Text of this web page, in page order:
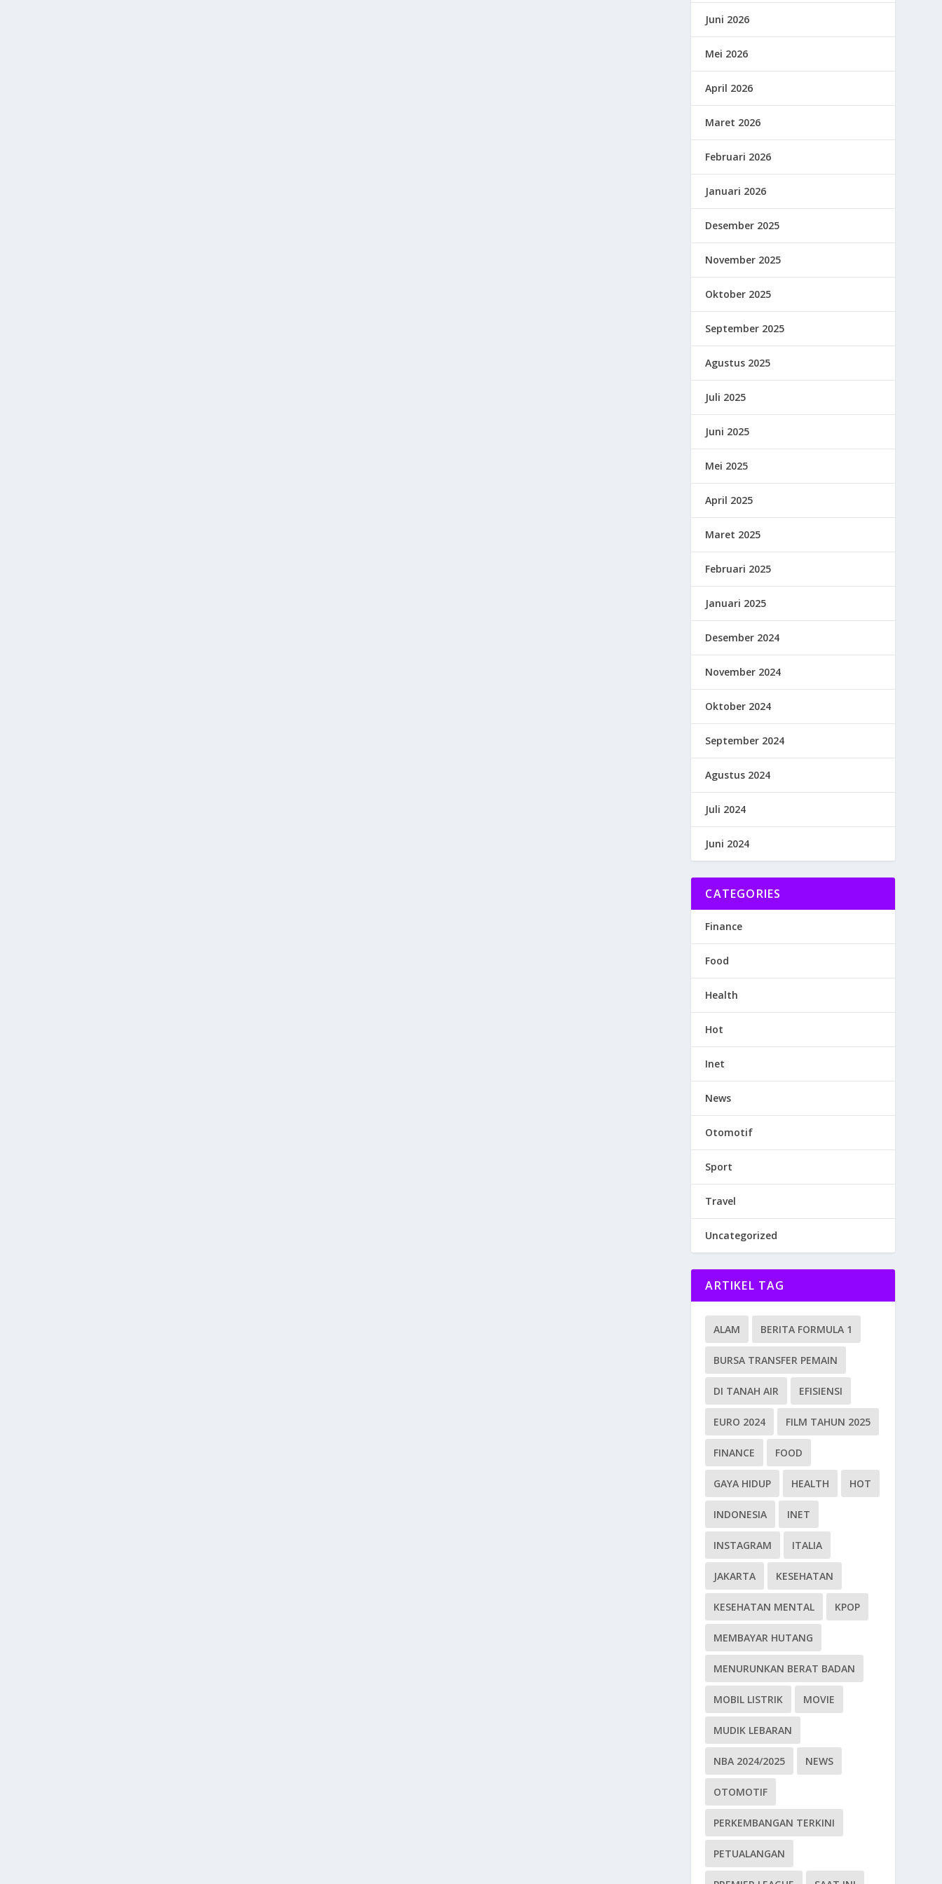
Juni 2026
Mei 2026
April 2026
Maret 2026
Februari 2026
Januari 2026
Desember 2025
November 2025
Oktober 2025
September 2025
Agustus 2025
Juli 2025
Juni 2025
Mei 2025
April 2025
Maret 2025
Februari 2025
Januari 2025
Desember 2024
November 2024
Oktober 2024
September 2024
Agustus 2024
Juli 2024
Juni 2024
CATEGORIES
Finance
Food
Health
Hot
Inet
News
Otomotif
Sport
Travel
Uncategorized
ARTIKEL TAG
ALAM BERITA FORMULA 1
BURSA TRANSFER PEMAIN
DI TANAH AIR EFISIENSI
EURO 2024 FILM TAHUN 2025
FINANCE FOOD
GAYA HIDUP HEALTH HOT
INDONESIA INET
INSTAGRAM ITALIA
JAKARTA KESEHATAN
KESEHATAN MENTAL KPOP
MEMBAYAR HUTANG
MENURUNKAN BERAT BADAN
MOBIL LISTRIK MOVIE
MUDIK LEBARAN
NBA 2024/2025 NEWS
OTOMOTIF
PERKEMBANGAN TERKINI
PETUALANGAN